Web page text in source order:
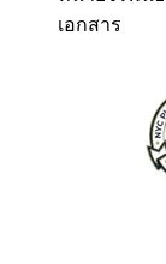
เอกสาร